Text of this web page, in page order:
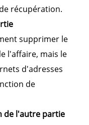
récupération.
supprimer le
l'affaire, mais le
d'adresses
de
de l'autre partie